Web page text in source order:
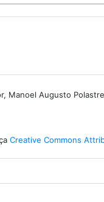
Manoel Augusto
Creative Commons